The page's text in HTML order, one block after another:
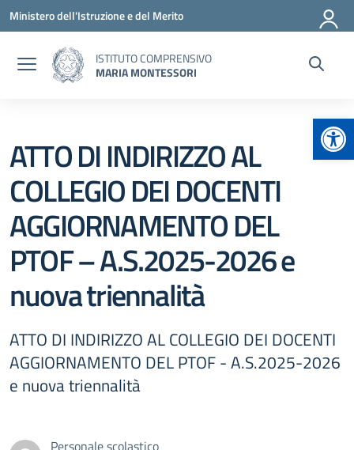
Vai ai contenuti
Vai al menu di navigazione
Vai al footer
Ministero dell'Istruzione e del Merito
ISTITUTO COMPRENSIVO
MARIA MONTESSORI
ATTO DI INDIRIZZO AL
COLLEGIO DEI DOCENTI
AGGIORNAMENTO DEL
PTOF – A.S.2025-2026 e
nuova triennalità
ATTO DI INDIRIZZO AL COLLEGIO DEI DOCENTI
AGGIORNAMENTO DEL PTOF - A.S.2025-2026
e nuova triennalità
Personale scolastico